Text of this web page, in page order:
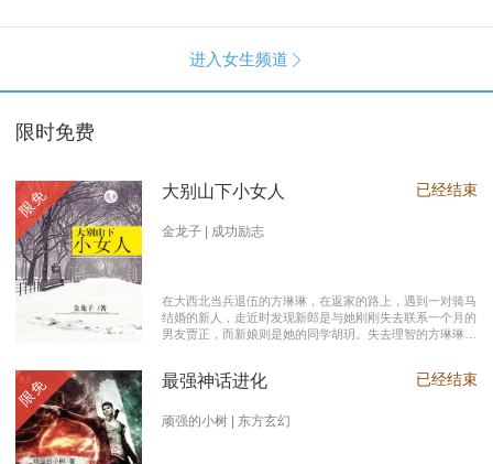
进入女生频道 
限时免费
限免 大别山下小女人
金龙子 | 成功励志
在大西北当兵退伍的方琳琳，在返家的路上，遇到一对骑马
结婚的新人，走近时发现新郎是与她刚刚失去联系一个月的
男友贾正，而新娘则是她的同学胡玥。失去理智的方琳琳，
亲，心脏病发作，住进了医院。方琳琳最后决心到大城市发
着谋生的艰辛，是无数曾经脱下军装回到社会的退伍军人遭
遇的缩影之一。方琳琳开过大货车、当过女保安、当过私人
已经结束
限免 最强神话进化
顽强的小树 | 东方玄幻
已经结束